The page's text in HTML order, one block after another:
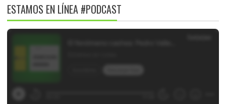
ESTAMOS EN LÍNEA #PODCAST